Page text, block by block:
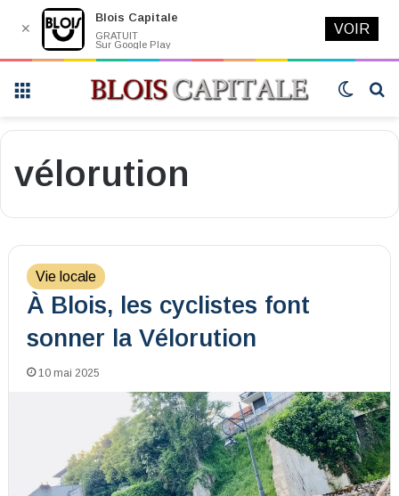
Switch
vélorution
Vie locale
À Blois, les cyclistes font
sonner la Vélorution
10 mai 2025
✕
Blois Capitale
GRATUIT
Sur Google Play
VOIR